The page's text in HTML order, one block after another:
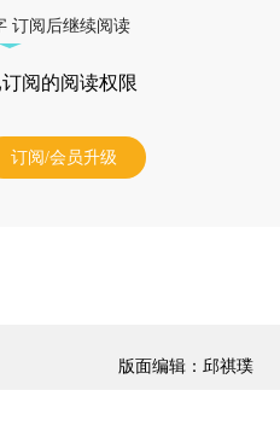
订阅后继续阅读
阅的阅读权限
订阅/会员升级
版面编辑：邱祺璞